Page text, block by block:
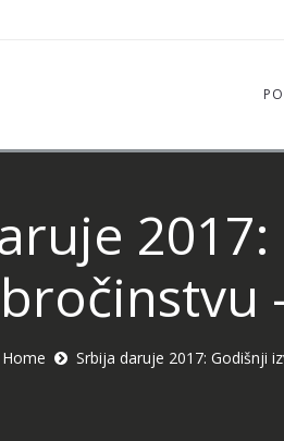
Home Srbija daruje 2017: Godišnji